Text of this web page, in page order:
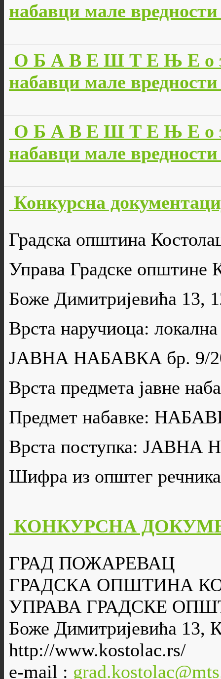
набавци мале
О Б А В Е Ш Т Е Њ Е о
набавци мале
О Б А В Е Ш Т Е Њ Е о
набавци мале
Конкурсна
Градска општина
Управа Градске општине
Боже Димитријевића 13,
Врста наручиоца:
ЈАВНА НАБАВКА бр. 9/
Врста предмета јавне
Предмет набавке:
Врста поступка:
Шифра из општег
КОНКУРСНА
ГРАД ПОЖАРЕВАЦ
ГРАДСКА ОПШТИНА
УПРАВА ГРАДСКЕ
Боже Димитријевића 13,
http://www.kostolac.rs/
e-mail :